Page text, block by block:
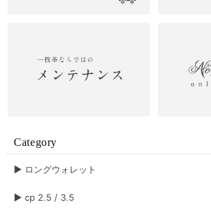
Category
▶︎ ロングウォレット
▶︎ cp 2.5 / 3.5